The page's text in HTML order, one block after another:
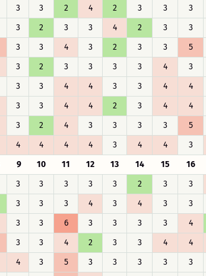
3 3 2 4 2 3 3 3
3 2 3 3 4 2 3 3
3 3 4 3 2 3 3 5
3 2 3 3 3 3 4 3
3 3 4 4 3 3 4 4
3 3 4 4 2 3 4 4
3 2 4 3 3 3 3 5
4 4 4 4 3 4 4 3
9 10 11 12 13 14 15 16
3 3 3 3 3 2 3 3
3 3 3 4 3 4 3 3
3 3 6 3 3 3 3 4
3 3 4 2 3 3 4 4
4 3 5 3 3 3 3 3